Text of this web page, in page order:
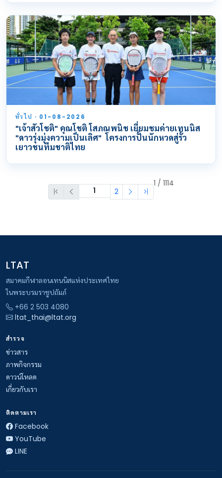
ทั่วไป · 01-08-2026
"เจ้าสัวโชติ" คุณโชติ โสภณพนิช เยี่ยมชมค่ายเทนนิส
"ดาวรุ่งมุ่งความเป็นเลิศ" โครงการปั้นนักหวดสู่รั้ว
เยาวชนทีมชาติไทย
2
1 / 1114
LTAT
สมาคมกีฬาลอนเทนนิสแห่งประเทศไทย
ในพระบรมราชูปถัมภ์
+66 2 503 4080
ltat_thai@ltat.org
สำรวจ
ข่าวสาร
ภาพกิจกรรม
ดาวน์โหลด
เกี่ยวกับเรา
ติดตามเรา
Facebook
YouTube
LINE